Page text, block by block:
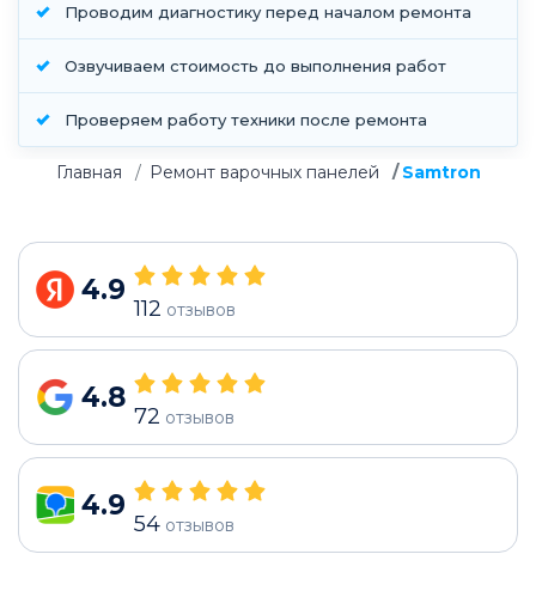
Проводим диагностику перед началом ремонта
Озвучиваем стоимость до выполнения работ
Проверяем работу техники после ремонта
Главная Ремонт варочных панелей Samtron
4.9
112 отзывов
4.8
72 отзывов
4.9
54 отзывов